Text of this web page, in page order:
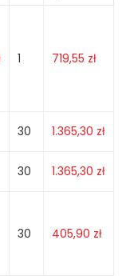
1 719,55 zł
30 1.365,30 zł
30 1.365,30 zł
30 405,90 zł